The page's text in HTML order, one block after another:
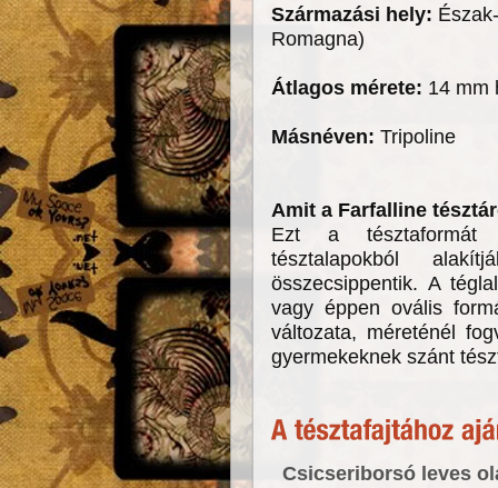
Származási hely:
Romagna)
Átlagos mérete: 14 mm
Másnéven: Tripoline
Amit a Farfalline
Ezt a tésztaformát
tésztalapokból
összecsippentik. A
vagy éppen ovális
változata, méreténél
gyermekeknek szánt
Csicseriborsó leves